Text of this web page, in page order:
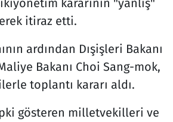
itiraz etti.
ardından Dışişleri Bakanı
Bakanı Choi Sang-mok,
toplantı kararı aldı.
gösteren milletvekilleri ve